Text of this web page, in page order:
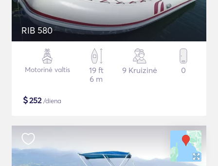
RIB 580
Motorinė valtis
19 ft
6 m
9 Kruizinė 0
$252/diena